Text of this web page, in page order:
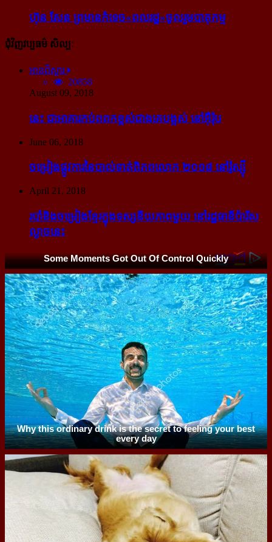
ហ៊ុន សែន ព្រមាន​កំទេច​«ពលរដ្ឋ»​ចូលរួម​បាតុកម្ម
ជុំវិញវប្បធម៌ សិល្បៈ
អានពិស្ដារ
20858
August 09, 2018
នេះ ជា​អាគារ​កប់​ពពក​ខ្ពស់​ជាង​គេ​បង្អស់ នៅ​អ៊ឺរ៉ុប
June 06, 2018
ចម្រៀង​ផ្លូវការ​នៃ​បាល់ទាត់​ពិភពលោក ២០១៨ នៅ​រ៉ូស្ស៊ី
April 21, 2018
របាំ​និង​ចម្រៀង​ខ្មែរ​ក្នុង​ទស្សនីយភាព​មួយ នៅ​រដ្ឋធានី​ប៉ារីស​
ល្ងាច​នេះ